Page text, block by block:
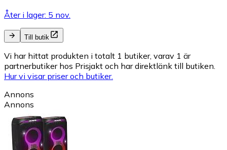
Åter i lager: 5 nov.
Till butik
Vi har hittat produkten i totalt 1 butiker, varav 1 är
partnerbutiker hos Prisjakt och har direktlänk till butiken.
Hur vi visar priser och butiker.
Annons
Annons